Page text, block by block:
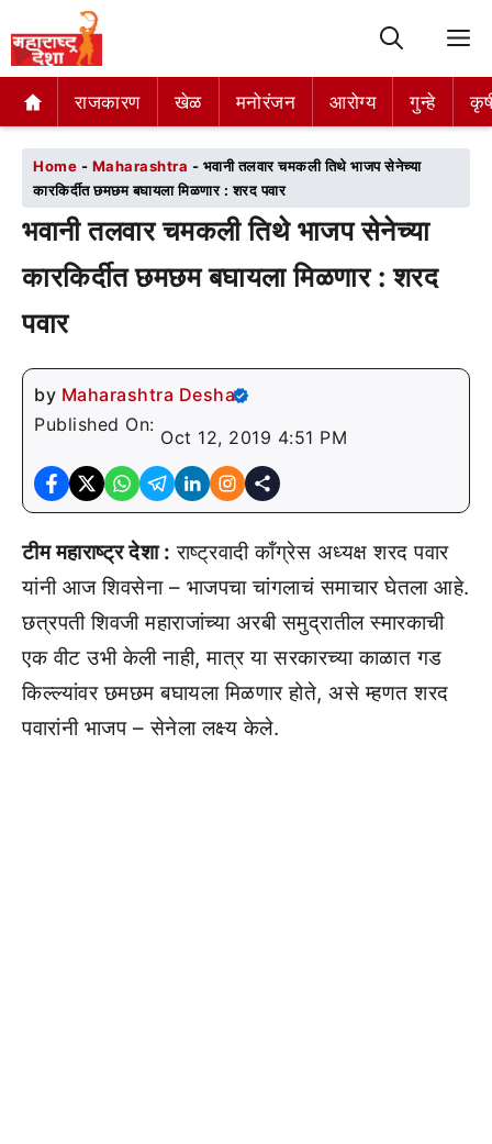
राजकारण खेळ मनोरंजन आरोग्य गुन्हे
राजकारण खेळ मनोरंजन आरोग्य गुन्हे
Home - Maharashtra - भवानी तलवार चमकली तिथे भाजप सेनेच्या
कारकिर्दीत छमछम बघायला मिळणार : शरद पवार
भवानी तलवार चमकली तिथे भाजप सेनेच्या
कारकिर्दीत छमछम बघायला मिळणार : शरद
पवार
by Maharashtra Desha
Published On:
Oct 12, 2019 4:51 PM
टीम महाराष्ट्र देशा : राष्ट्रवादी कॉंग्रेस अध्यक्ष शरद पवार
यांनी आज शिवसेना – भाजपचा चांगलाचं समाचार घेतला आहे.
छत्रपती शिवजी महाराजांच्या अरबी समुद्रातील स्मारकाची
एक वीट उभी केली नाही, मात्र या सरकारच्या काळात गड
किल्ल्यांवर छमछम बघायला मिळणार होते, असे म्हणत शरद
पवारांनी भाजप – सेनेला लक्ष्य केले.